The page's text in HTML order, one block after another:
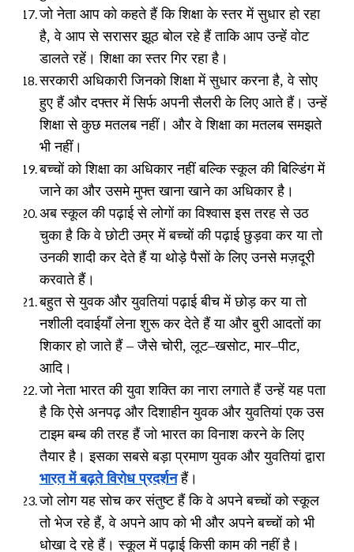
जो नेता आप को कहते हैं कि शिक्षा के स्तर में सुधार हो रहा
है,वे आप से सरासर झूठ बोल रहे हैं ताकि आप उन्हें वोट
डालते रहें। शिक्षा का स्तर गिर रहा है।
सरकारी अधिकारी जिनको शिक्षा में सुधार करना है,वे सोए
हुए हैं और दफ्तर में सिर्फ अपनी सैलरी के लिए आते हैं। उन्हें
शिक्षा से कुछ मतलब नहीं। और वे शिक्षा का मतलब समझते
भी नहीं।
बच्चों को शिक्षा का अधिकार नहीं बल्कि स्कूल की बिल्डिंग में
जाने का और उसमे मुफ्त खाना खाने का अधिकार है।
अब स्कूल की पढ़ाई से लोगों का विश्वास इस तरह से उठ
चुका है कि वे छोटी उम्र में बच्चों की पढ़ाई छुड़वा कर या तो
उनकी शादी कर देते हैं या थोड़े पैसों के लिए उनसे मज़दूरी
करवाते हैं।
बहुत से युवक और युवतियां पढ़ाई बीच में छोड़ कर या तो
नशीली दवाईयाँ लेना शुरू कर देते हैं या और बुरी आदतों का
शिकार हो जाते हैं–जैसे चोरी,लूट–खसोट,मार–पीट,
आदि।
जो नेता भारत की युवा शक्ति का नारा लगाते हैं उन्हें यह पता
है कि ऐसे अनपढ़ और दिशाहीन युवक और युवतियां एक उस
टाइम बम्ब की तरह हैं जो भारत का विनाश करने के लिए
तैयार है। इसका सबसे बड़ा प्रमाण युवक और युवतियां द्वारा
भारत में बढ़ते विरोध प्रदर्शनहैं।
जो लोग यह सोच कर संतुष्ट हैं कि वे अपने बच्चों को स्कूल
तो भेज रहे हैं,वे अपने आप को भी और अपने बच्चों को भी
धोखा दे रहे हैं। स्कूल में पढ़ाई किसी काम की नहीं है।